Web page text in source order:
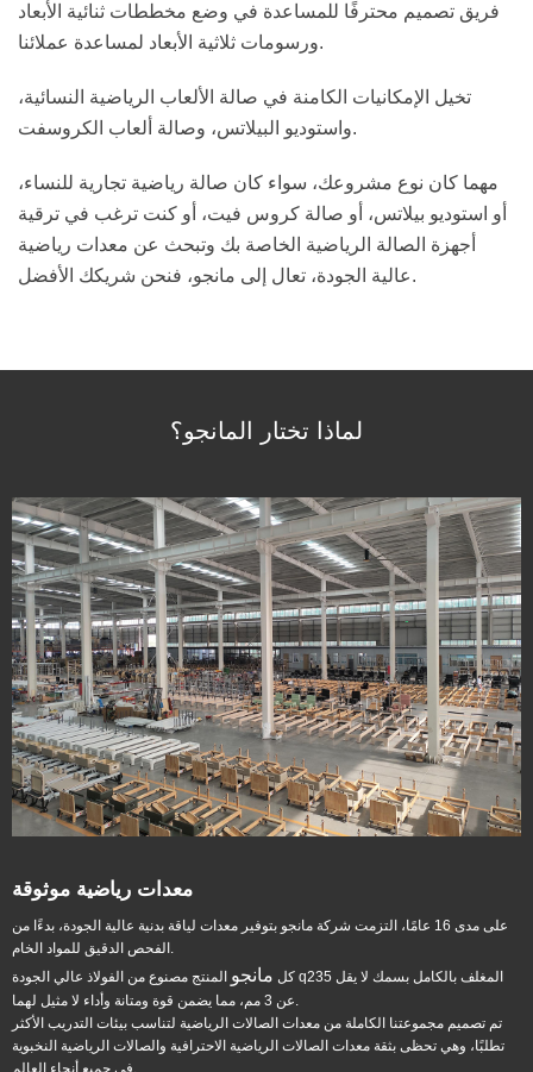
فريق تصميم محترفًا للمساعدة في وضع مخططات ثنائية الأبعاد
ورسومات ثلاثية الأبعاد لمساعدة عملائنا.
تخيل الإمكانيات الكامنة في صالة الألعاب الرياضية النسائية،
واستوديو البيلاتس، وصالة ألعاب الكروسفت.
مهما كان نوع مشروعك، سواء كان صالة رياضية تجارية للنساء،
أو استوديو بيلاتس، أو صالة كروس فيت، أو كنت ترغب في ترقية
أجهزة الصالة الرياضية الخاصة بك وتبحث عن معدات رياضية
عالية الجودة، تعال إلى مانجو، فنحن شريكك الأفضل.
لماذا تختار المانجو؟
معدات رياضية موثوقة
على مدى 16 عامًا، التزمت شركة مانجو بتوفير معدات لياقة بدنية عالية الجودة، بدءًا من
كل مانجو المنتج مصنوع من الفولاذ عالي الجودة q235 المغلف بالكامل بسمك لا يقل
تم تصميم مجموعتنا الكاملة من معدات الصالات الرياضية لتناسب بيئات التدريب الأكثر
تطلبًا، وهي تحظى بثقة معدات الصالات الرياضية الاحترافية والصالات الرياضية النخبوية